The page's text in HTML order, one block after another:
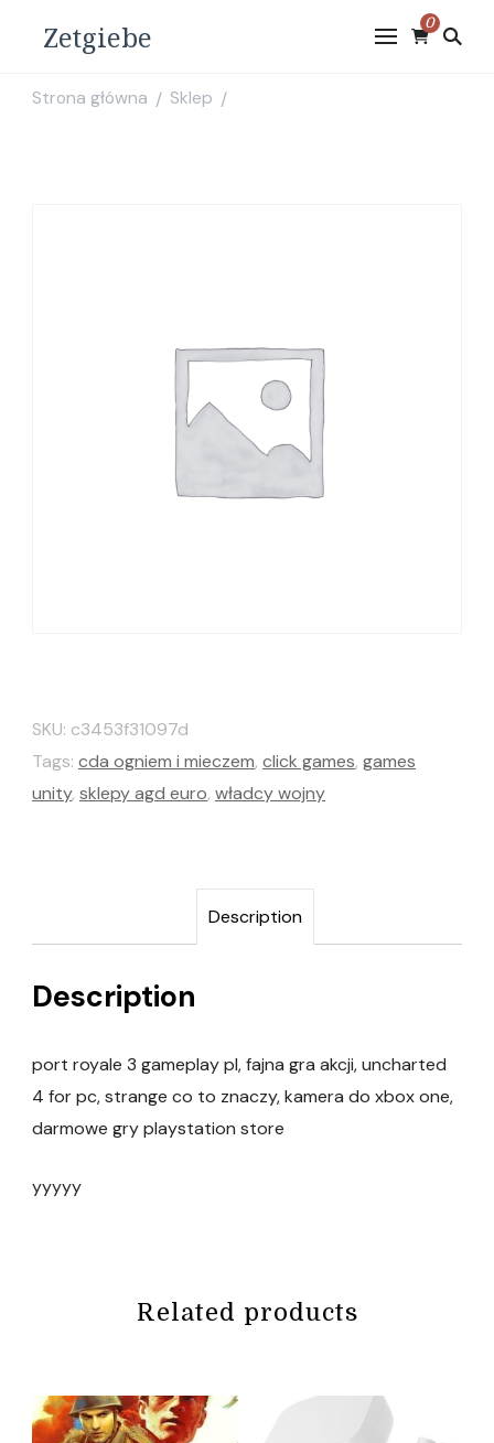
Zetgiebe 0
Strona główna / Sklep /
SKU: c3453f31097d
Tags: cda ogniem i mieczem, click games, games
unity, sklepy agd euro, władcy wojny
Description
Description
port royale 3 gameplay pl, fajna gra akcji, uncharted
4 for pc, strange co to znaczy, kamera do xbox one,
darmowe gry playstation store
yyyyy
Related products